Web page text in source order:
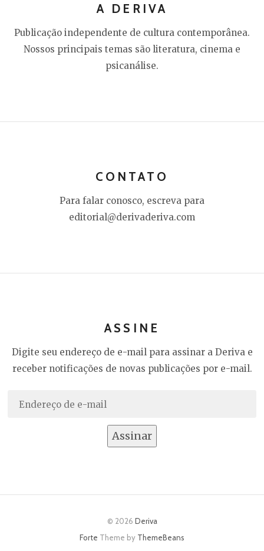
A DERIVA
Publicação independente de cultura contemporânea.
Nossos principais temas são literatura, cinema e
psicanálise.
CONTATO
Para falar conosco, escreva para
editorial@derivaderiva.com
ASSINE
Digite seu endereço de e-mail para assinar a Deriva e
receber notificações de novas publicações por e-mail.
Endereço
Assinar
© 2026 Deriva
Forte Theme by ThemeBeans